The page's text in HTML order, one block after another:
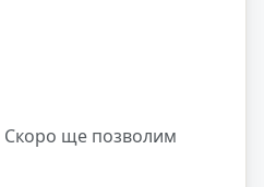
ще позволим